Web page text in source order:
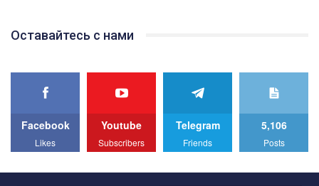
best video, representing programme for the development of
We appeal to your support and ask to help us implement our plan
All you have to do is to press "Like" below the video.
Эмоционально сильный ролик от команды "Гей-альянс
Оставайтесь с нами
Facebook
Likes
Youtube
Subscribers
Telegram
Friends
5,106
Posts